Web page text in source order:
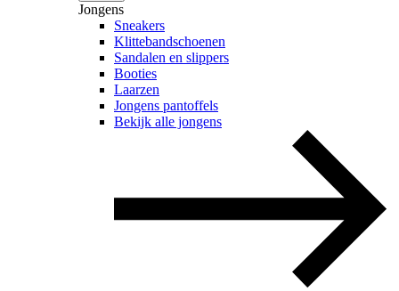
Jongens
Sneakers
Klittebandschoenen
Sandalen en slippers
Booties
Laarzen
Jongens pantoffels
Bekijk alle jongens